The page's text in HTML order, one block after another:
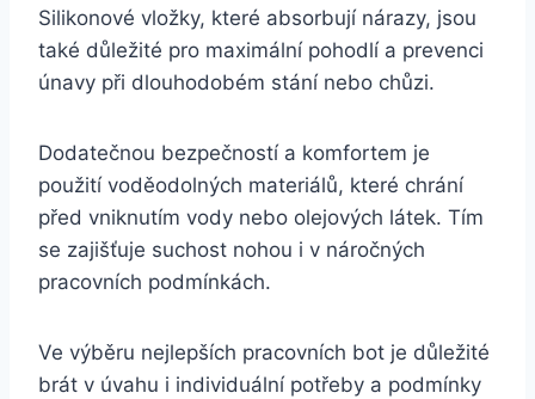
Silikonové vložky, které absorbují nárazy, jsou
také důležité pro maximální ⁣pohodlí a prevenci
únavy při dlouhodobém stání ‍nebo ​chůzi.
Dodatečnou bezpečností a komfortem ⁣je
použití‌ voděodolných⁢ materiálů,‍ které chrání
před vniknutím⁤ vody nebo⁤ olejových látek. Tím
se ⁢zajišťuje suchost nohou ​i v⁢ náročných
pracovních‍ podmínkách.
Ve výběru nejlepších pracovních​ bot je důležité
brát v úvahu ​i individuální⁣ potřeby a podmínky‌